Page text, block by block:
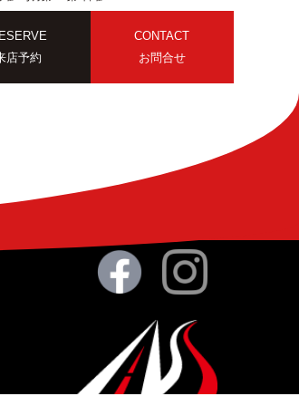
店予約
CONTACT
お問合せ